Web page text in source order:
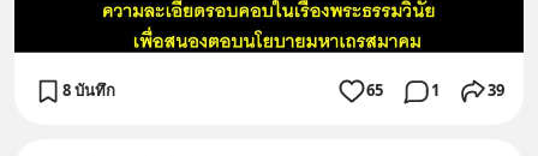
8 บันทึก 65 1 39